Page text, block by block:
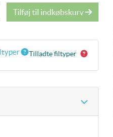
Tilføj til indkøbskurv
Tilladte filtyper